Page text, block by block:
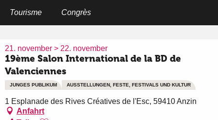
Tourisme Congrès
21. november > 22. november
19ème Salon International de la BD de
Valenciennes
JUNGES PUBLIKUM AUSSTELLUNGEN, FESTE, FESTIVALS UND KULTUR
1 Esplanade des Rives Créatives de l'Esc, 59410 Anzin
Anfahrt